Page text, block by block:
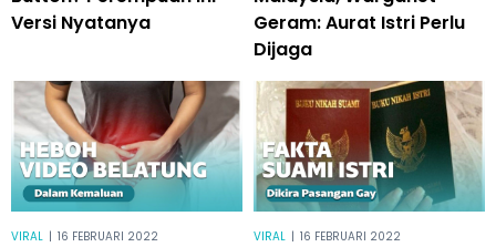
Versi Nyatanya
Geram: Aurat Istri Perlu
Dijaga
VIRAL | 16 FEBRUARI 2022 VIRAL | 16 FEBRUARI 2022